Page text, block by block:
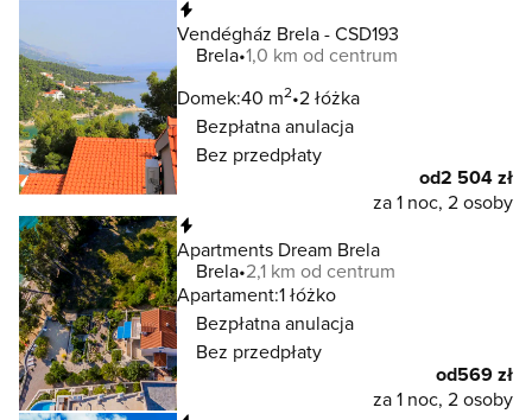
Vendégház Brela - CSD193
Brela 1,0 km od centrum
Domek:40 m2 2 łóżka
Bezpłatna anulacja
Bez przedpłaty
od2 504 zł
za 1 noc, 2 osoby
Apartments Dream Brela
Brela 2,1 km od centrum
Apartament:1 łóżko
Bezpłatna anulacja
Bez przedpłaty
od569 zł
za 1 noc, 2 osoby